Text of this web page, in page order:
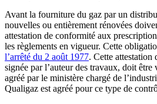
Avant la fourniture du gaz par un
nouvelles ou entièrement rénovées
attestation de conformité aux
les règlements en vigueur. Cette
l’arrêté du 2 août 1977. Cette attestation
signée par l’auteur des travaux, doit être
agréé par le ministère chargé de
Qualigaz est agréé pour ce type de